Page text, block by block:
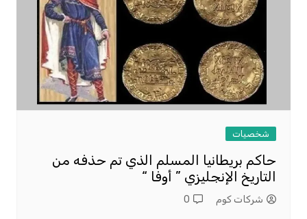
شخصيات
حاكم بريطانيا المسلم الذي تم حذفه من
التاريخ الإنجليزي ” أوفا “
شركات كوم 0